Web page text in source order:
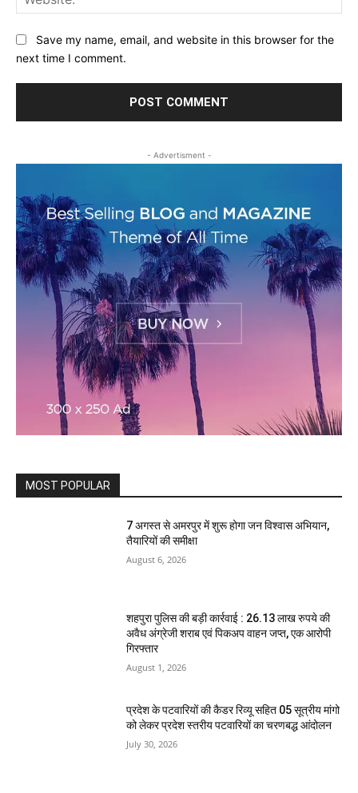
Save my name, email, and website in this browser for the
next time I comment.
- Advertisment -
MOST POPULAR
7 अगस्त से अमरपुर में शुरू होगा जन विश्वास अभियान,
तैयारियों की समीक्षा
August 6, 2026
शहपुरा पुलिस की बड़ी कार्रवाई : 26.13 लाख रुपये की
अवैध अंग्रेजी शराब एवं पिकअप वाहन जप्त, एक आरोपी
गिरफ्तार
August 1, 2026
प्रदेश के पटवारियों की कैडर रिव्यू सहित 05 सूत्रीय मांगो
को लेकर प्रदेश स्तरीय पटवारियों का चरणबद्ध आंदोलन
July 30, 2026